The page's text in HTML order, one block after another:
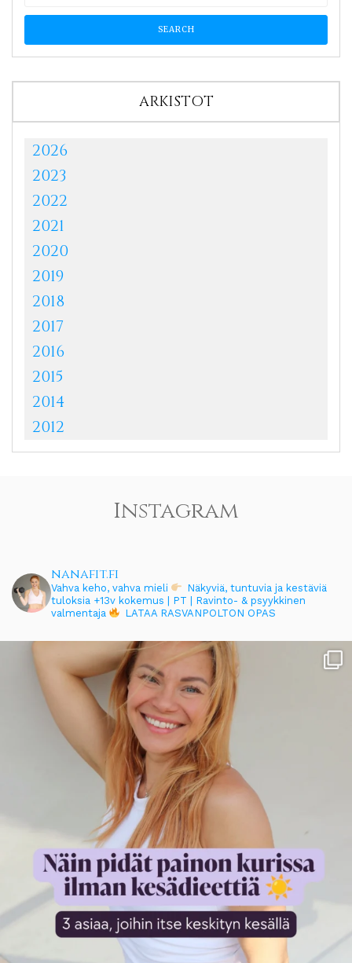
ARKISTOT
2026
2023
2022
2021
2020
2019
2018
2017
2016
2015
2014
2012
Instagram
nanafit.fi
Vahva keho, vahva mieli
Näkyviä, tuntuvia ja kestäviä
tuloksia +13v kokemus | PT | Ravinto- & psyykkinen
valmentaja
LATAA RASVANPOLTON OPAS